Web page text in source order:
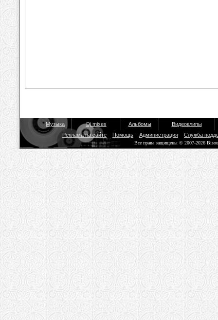
Музыка Dj mixes Альбомы
Видеоклипы
Реклама на сайте
Помощь Администрация Служба
Все права защищены © 2007-2026